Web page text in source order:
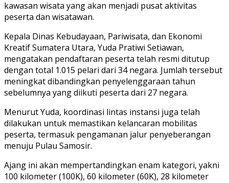
kawasan wisata yang akan menjadi pusat aktivitas
peserta dan wisatawan.
Kepala Dinas Kebudayaan, Pariwisata, dan Ekonomi
Kreatif Sumatera Utara, Yuda Pratiwi Setiawan,
mengatakan pendaftaran peserta telah resmi ditutup
dengan total 1.015 pelari dari 34 negara. Jumlah tersebut
meningkat dibandingkan penyelenggaraan tahun
sebelumnya yang diikuti peserta dari 27 negara.
Menurut Yuda, koordinasi lintas instansi juga telah
dilakukan untuk memastikan kelancaran mobilitas
peserta, termasuk pengamanan jalur penyeberangan
menuju Pulau Samosir.
Ajang ini akan mempertandingkan enam kategori, yakni
100 kilometer (100K), 60 kilometer (60K), 28 kilometer